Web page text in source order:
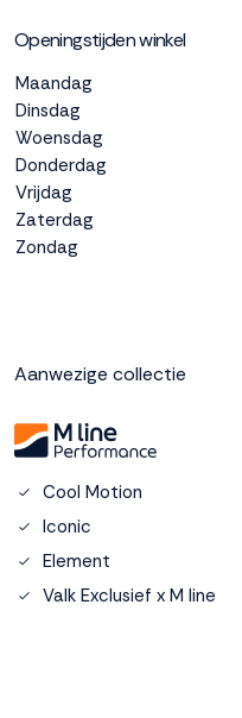
binnen en buiten
volgen. Dat doen we
legitiem en belangrijk,
anoniem. Meer
weten? Lees
dit overzicht
alle
cookieinstellingen en
onze marketing
Weigeren? Dan
plaatsen we alleen
analytische cookies.
Openingstijden winkel
Maandag
Dinsdag
Woensdag
Donderdag
Vrijdag
Zaterdag
Zondag
Aanwezige collectie
Cool Motion
Iconic
Element
Valk Exclusief x M line